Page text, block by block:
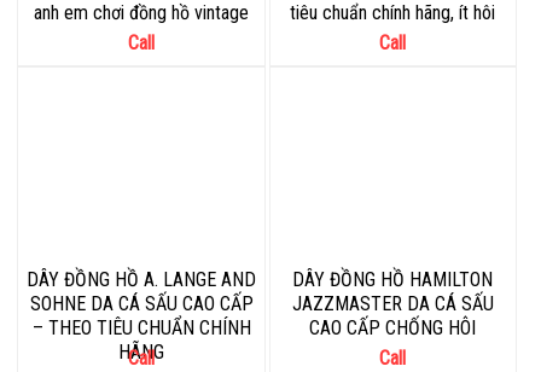
anh em chơi đồng hồ vintage
Call
tiêu chuẩn chính hãng, ít hôi
Call
DÂY ĐỒNG HỒ A. LANGE AND
SOHNE DA CÁ SẤU CAO CẤP
– THEO TIÊU CHUẨN CHÍNH
HÃNG
Call
DÂY ĐỒNG HỒ HAMILTON
JAZZMASTER DA CÁ SẤU
CAO CẤP CHỐNG HÔI
Call